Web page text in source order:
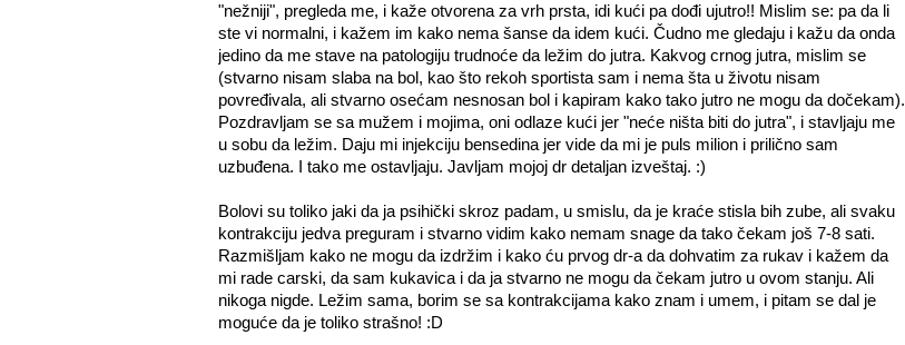
"nežniji", pregleda me, i kaže otvorena za vrh prsta, idi kući pa dođi ujutro!! Mislim se: pa da li
ste vi normalni, i kažem im kako nema šanse da idem kući. Čudno me gledaju i kažu da onda
jedino da me stave na patologiju trudnoće da ležim do jutra. Kakvog crnog jutra, mislim se
(stvarno nisam slaba na bol, kao što rekoh sportista sam i nema šta u životu nisam
povređivala, ali stvarno osećam nesnosan bol i kapiram kako tako jutro ne mogu da dočekam).
Pozdravljam se sa mužem i mojima, oni odlaze kući jer "neće ništa biti do jutra", i stavljaju me
u sobu da ležim. Daju mi injekciju bensedina jer vide da mi je puls milion i prilično sam
uzbuđena. I tako me ostavljaju. Javljam mojoj dr detaljan izveštaj. :)
Bolovi su toliko jaki da ja psihički skroz padam, u smislu, da je kraće stisla bih zube, ali svaku
kontrakciju jedva preguram i stvarno vidim kako nemam snage da tako čekam još 7-8 sati.
Razmišljam kako ne mogu da izdržim i kako ću prvog dr-a da dohvatim za rukav i kažem da
mi rade carski, da sam kukavica i da ja stvarno ne mogu da čekam jutro u ovom stanju. Ali
nikoga nigde. Ležim sama, borim se sa kontrakcijama kako znam i umem, i pitam se dal je
moguće da je toliko strašno! :D